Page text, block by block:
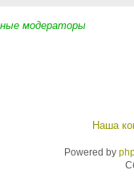
модераторы
Наша
Powered by